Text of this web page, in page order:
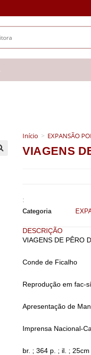
Início > EXPANSÃO
VIAGENS
:
Categoria
DESCRIÇÃO
VIAGENS DE PÊRO
Conde de Ficalho
Reprodução em fac-
Apresentação de
Imprensa Nacional-
br. ; 364 p. ; il. ; 25cm